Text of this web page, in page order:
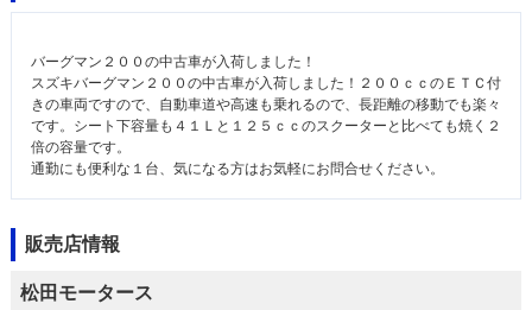
バーグマン２００の中古車が入荷しました！
スズキバーグマン２００の中古車が入荷しました！２００ｃｃのＥＴＣ付
きの車両ですので、自動車道や高速も乗れるので、長距離の移動でも楽々
です。シート下容量も４１Ｌと１２５ｃｃのスクーターと比べても焼く２
倍の容量です。
通勤にも便利な１台、気になる方はお気軽にお問合せください。
販売店情報
松田モータース